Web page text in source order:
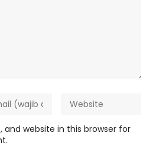
and website in this browser for